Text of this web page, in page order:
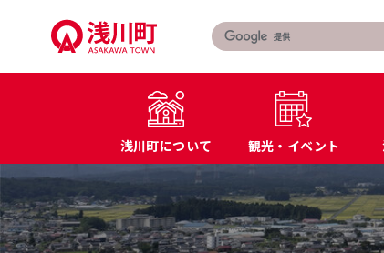
移
動
浅川町について
浅川町の概要
特産品・名産
交通アクセス
観光・イベント
マイナンバー
教育
防災
こ
か
ら